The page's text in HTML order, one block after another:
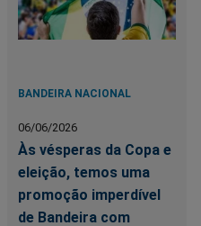
BANDEIRA NACIONAL
06/06/2026
Às vésperas da Copa e
eleição, temos uma
promoção imperdível
de Bandeira com